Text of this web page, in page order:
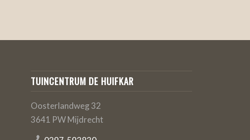
TUINCENTRUM DE HUIFKAR
Oosterlandweg 32
3641 PW Mijdrecht